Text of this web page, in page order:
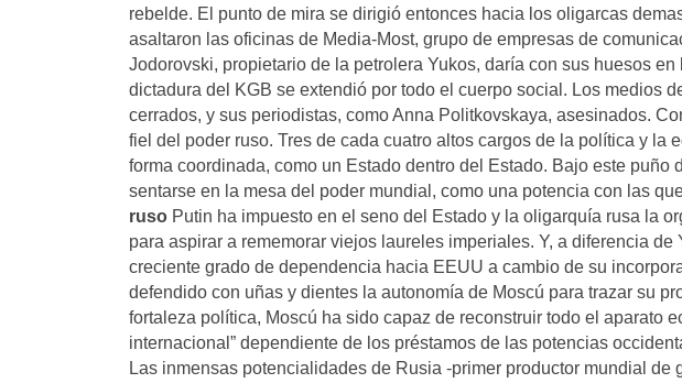
rebelde. El punto de mira se dirigió entonces hacia los oligarcas
asaltaron las oficinas de Media-Most, grupo de empresas de
Jodorovski, propietario de la petrolera Yukos, daría con sus huesos en
dictadura del KGB se extendió por todo el cuerpo social. Los medios
cerrados, y sus periodistas, como Anna Politkovskaya, asesinados.
fiel del poder ruso. Tres de cada cuatro altos cargos de la política y la
forma coordinada, como un Estado dentro del Estado. Bajo este puño
sentarse en la mesa del poder mundial, como una potencia con las
ruso Putin ha impuesto en el seno del Estado y la oligarquía rusa la
para aspirar a rememorar viejos laureles imperiales. Y, a diferencia
creciente grado de dependencia hacia EEUU a cambio de su
defendido con uñas y dientes la autonomía de Moscú para trazar su
fortaleza política, Moscú ha sido capaz de reconstruir todo el aparato
internacional” dependiente de los préstamos de las potencias
Las inmensas potencialidades de Rusia -primer productor mundial